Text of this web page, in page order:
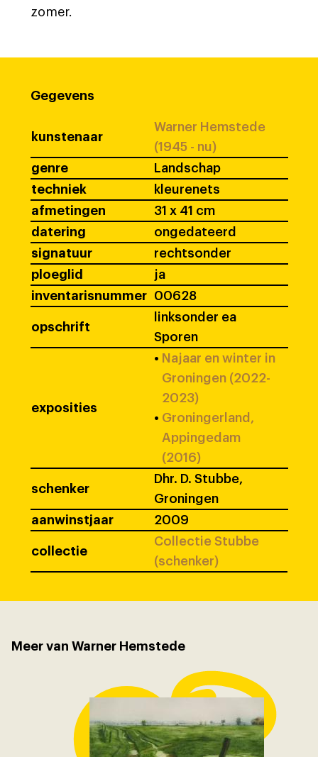
zomer.
Gegevens
kunstenaar
Warner Hemstede
(1945 - nu)
genre
Landschap
techniek
kleurenets
afmetingen
31 x 41 cm
datering
ongedateerd
signatuur
rechtsonder
ploeglid
ja
inventarisnummer
00628
opschrift
linksonder ea
Sporen
exposities
• Najaar en winter in
Groningen (2022-
2023)
• Groningerland,
Appingedam
(2016)
schenker
Dhr. D. Stubbe,
Groningen
aanwinstjaar
2009
collectie
Collectie Stubbe
(schenker)
Meer van Warner Hemstede